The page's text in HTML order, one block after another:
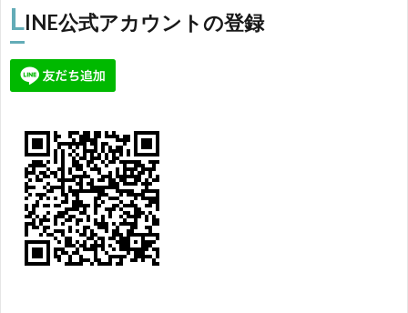
LINE公式アカウントの登録